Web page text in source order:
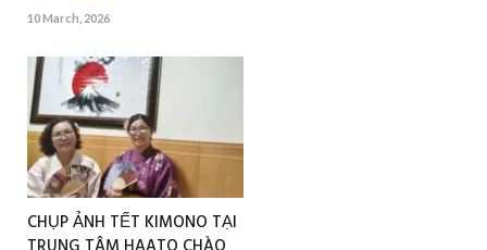
10 March, 2026
CHỤP ẢNH TẾT KIMONO TẠI